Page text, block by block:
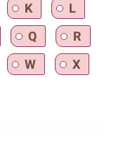
K
L
Q
R
W
X